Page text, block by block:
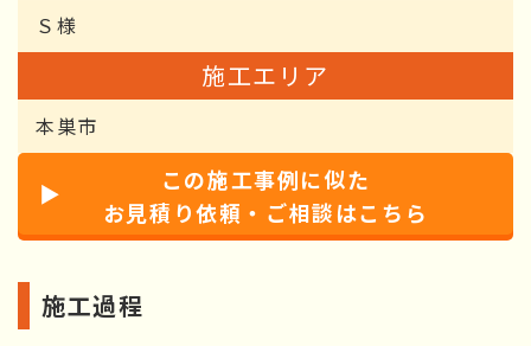
Ｓ様
施工エリア
本巣市
この施工事例に似た
お見積り依頼・ご相談はこちら
施工過程